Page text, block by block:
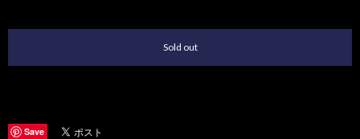
Sold out
Save